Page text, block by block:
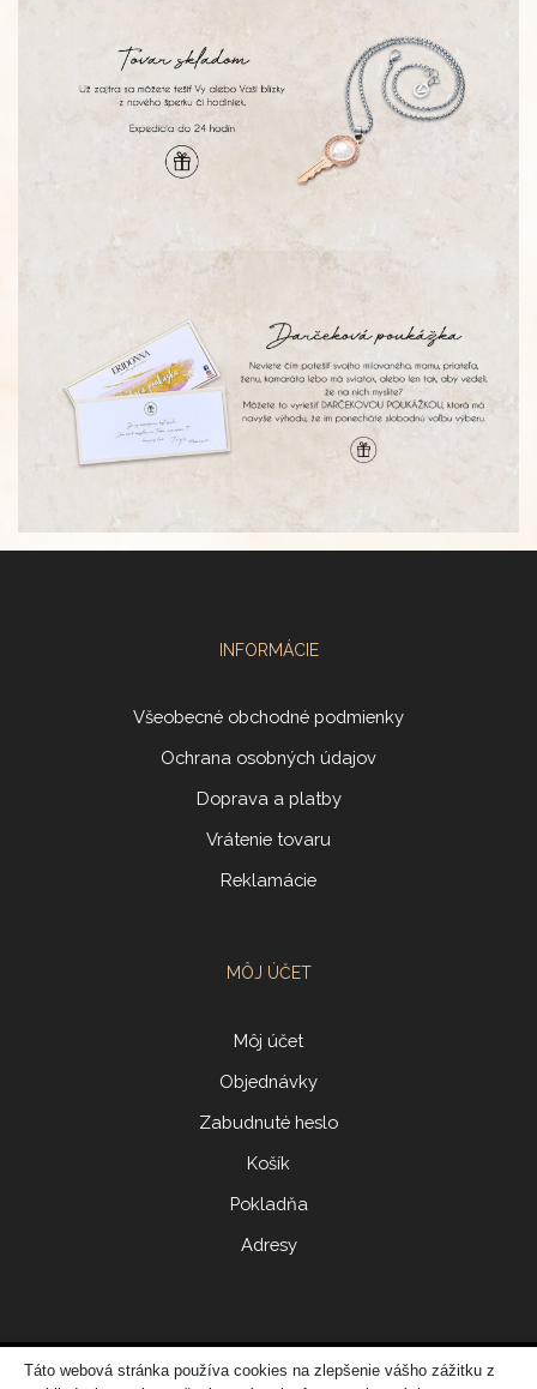
INFORMÁCIE
Všeobecné obchodné podmienky
Ochrana osobných údajov
Doprava a platby
Vrátenie tovaru
Reklamácie
MÔJ ÚČET
Môj účet
Objednávky
Zabudnuté heslo
Košík
Pokladňa
Adresy
© 2017 ERIDONNA
Táto webová stránka používa cookies na zlepšenie vášho zážitku z